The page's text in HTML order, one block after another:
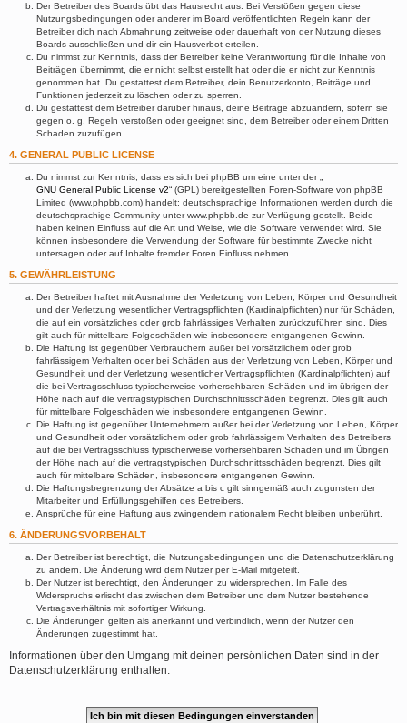
Der Betreiber des Boards übt das Hausrecht aus. Bei Verstößen gegen diese
Nutzungsbedingungen oder anderer im Board veröffentlichten Regeln kann der
Betreiber dich nach Abmahnung zeitweise oder dauerhaft von der Nutzung dieses
Boards ausschließen und dir ein Hausverbot erteilen.
Du nimmst zur Kenntnis, dass der Betreiber keine Verantwortung für die Inhalte von
Beiträgen übernimmt, die er nicht selbst erstellt hat oder die er nicht zur Kenntnis
genommen hat. Du gestattest dem Betreiber, dein Benutzerkonto, Beiträge und
Funktionen jederzeit zu löschen oder zu sperren.
Du gestattest dem Betreiber darüber hinaus, deine Beiträge abzuändern, sofern sie
gegen o. g. Regeln verstoßen oder geeignet sind, dem Betreiber oder einem Dritten
Schaden zuzufügen.
4. GENERAL PUBLIC LICENSE
Du nimmst zur Kenntnis, dass es sich bei phpBB um eine unter der „
GNU General Public License v2“ (GPL) bereitgestellten Foren-Software von phpBB
Limited (www.phpbb.com) handelt; deutschsprachige Informationen werden durch die
deutschsprachige Community unter www.phpbb.de zur Verfügung gestellt. Beide
haben keinen Einfluss auf die Art und Weise, wie die Software verwendet wird. Sie
können insbesondere die Verwendung der Software für bestimmte Zwecke nicht
untersagen oder auf Inhalte fremder Foren Einfluss nehmen.
5. GEWÄHRLEISTUNG
Der Betreiber haftet mit Ausnahme der Verletzung von Leben, Körper und Gesundheit
und der Verletzung wesentlicher Vertragspflichten (Kardinalpflichten) nur für Schäden,
die auf ein vorsätzliches oder grob fahrlässiges Verhalten zurückzuführen sind. Dies
gilt auch für mittelbare Folgeschäden wie insbesondere entgangenen Gewinn.
Die Haftung ist gegenüber Verbrauchern außer bei vorsätzlichem oder grob
fahrlässigem Verhalten oder bei Schäden aus der Verletzung von Leben, Körper und
Gesundheit und der Verletzung wesentlicher Vertragspflichten (Kardinalpflichten) auf
die bei Vertragsschluss typischerweise vorhersehbaren Schäden und im übrigen der
Höhe nach auf die vertragstypischen Durchschnittsschäden begrenzt. Dies gilt auch
für mittelbare Folgeschäden wie insbesondere entgangenen Gewinn.
Die Haftung ist gegenüber Unternehmern außer bei der Verletzung von Leben, Körper
und Gesundheit oder vorsätzlichem oder grob fahrlässigem Verhalten des Betreibers
auf die bei Vertragsschluss typischerweise vorhersehbaren Schäden und im Übrigen
der Höhe nach auf die vertragstypischen Durchschnittsschäden begrenzt. Dies gilt
auch für mittelbare Schäden, insbesondere entgangenen Gewinn.
Die Haftungsbegrenzung der Absätze a bis c gilt sinngemäß auch zugunsten der
Mitarbeiter und Erfüllungsgehilfen des Betreibers.
Ansprüche für eine Haftung aus zwingendem nationalem Recht bleiben unberührt.
6. ÄNDERUNGSVORBEHALT
Der Betreiber ist berechtigt, die Nutzungsbedingungen und die Datenschutzerklärung
zu ändern. Die Änderung wird dem Nutzer per E-Mail mitgeteilt.
Der Nutzer ist berechtigt, den Änderungen zu widersprechen. Im Falle des
Widerspruchs erlischt das zwischen dem Betreiber und dem Nutzer bestehende
Vertragsverhältnis mit sofortiger Wirkung.
Die Änderungen gelten als anerkannt und verbindlich, wenn der Nutzer den
Änderungen zugestimmt hat.
Informationen über den Umgang mit deinen persönlichen Daten sind in der
Datenschutzerklärung enthalten.